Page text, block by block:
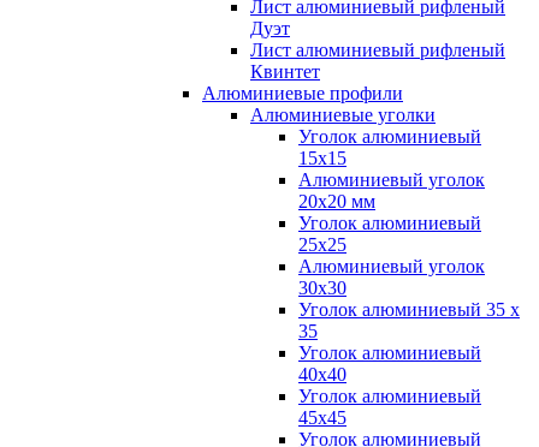
Лист алюминиевый рифленый
Дуэт
Лист алюминиевый рифленый
Квинтет
Алюминиевые профили
Алюминиевые уголки
Уголок алюминиевый
15х15
Алюминиевый уголок
20х20 мм
Уголок алюминиевый
25х25
Алюминиевый уголок
30х30
Уголок алюминиевый 35 х
35
Уголок алюминиевый
40х40
Уголок алюминиевый
45х45
Уголок алюминиевый